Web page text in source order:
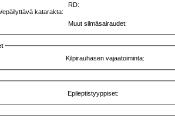
epäilyttävä katarakta:
RD:
Muut silmäsairaudet:
Kilpirauhasen vajaatoiminta:
Epileptistyyppiset: